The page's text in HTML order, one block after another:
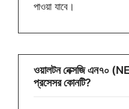
পাওয়া যাবে।
ওয়ালটন নেক্সজি এন৭০
প্রসেসর কোনটি?